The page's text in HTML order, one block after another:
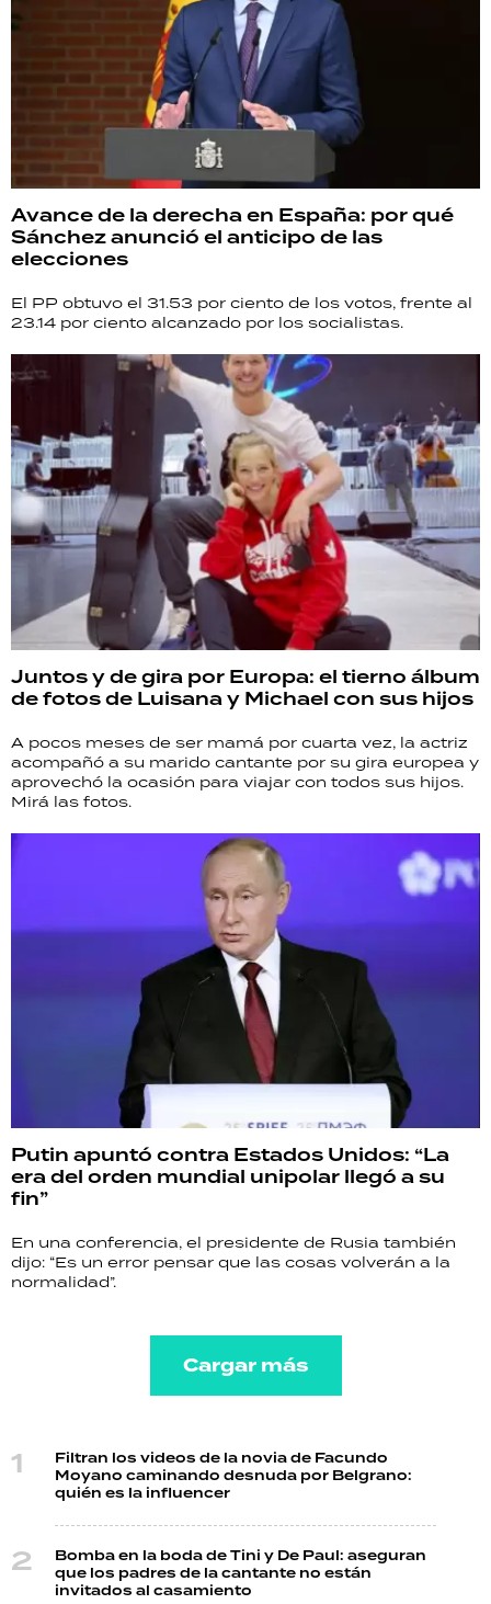
Avance de la derecha en España: por qué
Sánchez anunció el anticipo de las
elecciones
El PP obtuvo el 31.53 por ciento de los votos, frente al
23.14 por ciento alcanzado por los socialistas.
Juntos y de gira por Europa: el tierno álbum
de fotos de Luisana y Michael con sus hijos
A pocos meses de ser mamá por cuarta vez, la actriz
acompañó a su marido cantante por su gira europea y
aprovechó la ocasión para viajar con todos sus hijos.
Mirá las fotos.
Putin apuntó contra Estados Unidos: “La
era del orden mundial unipolar llegó a su
fin”
En una conferencia, el presidente de Rusia también
dijo: “Es un error pensar que las cosas volverán a la
normalidad”.
Cargar más
Filtran los videos de la novia de Facundo
Moyano caminando desnuda por Belgrano:
quién es la influencer
Bomba en la boda de Tini y De Paul: aseguran
que los padres de la cantante no están
invitados al casamiento